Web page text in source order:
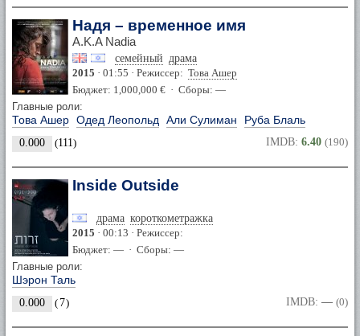
Надя – временное имя
A.K.A Nadia
семейный драма
2015 · 01:55 · Режиссер: Това Ашер
Бюджет: 1,000,000 € · Сборы: —
Главные роли:
Това Ашер Одед Леопольд Али Сулиман Руба Блаль
0.000 (111) IMDB: 6.40 (190)
Inside Outside
драма короткометражка
2015 · 00:13 · Режиссер:
Бюджет: — · Сборы: —
Главные роли:
Шэрон Таль
0.000 ( 7) IMDB: — (0)